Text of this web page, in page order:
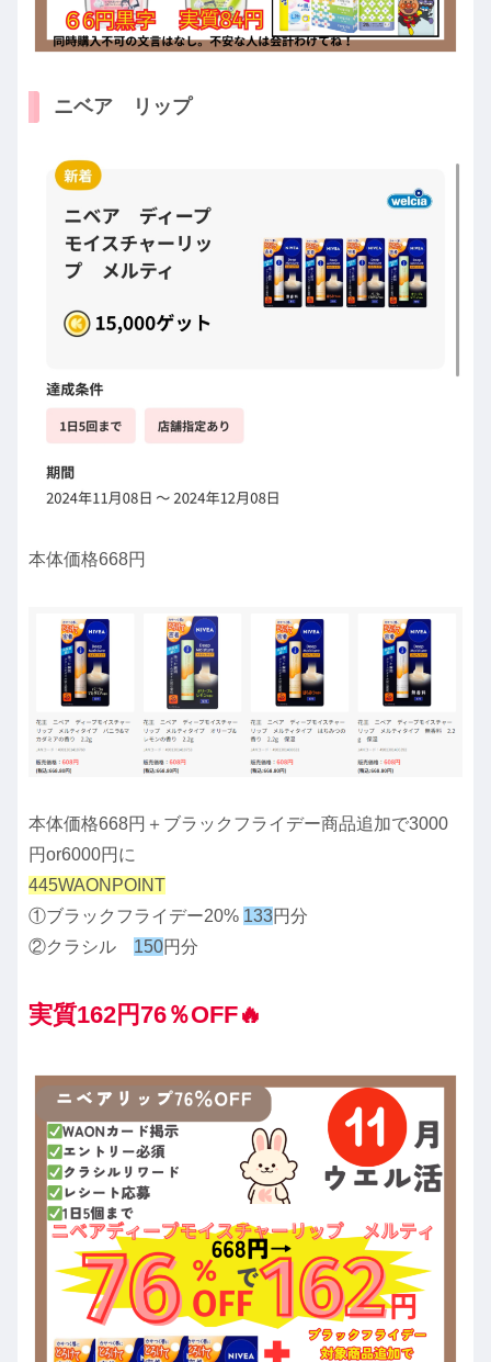
ニベア リップ
本体価格668円
本体価格668円＋ブラックフライデー商品追加で3000
円or6000円に
445WAONPOINT
①ブラックフライデー20% 133円分
②クラシル 150円分
実質162円76％OFF🔥